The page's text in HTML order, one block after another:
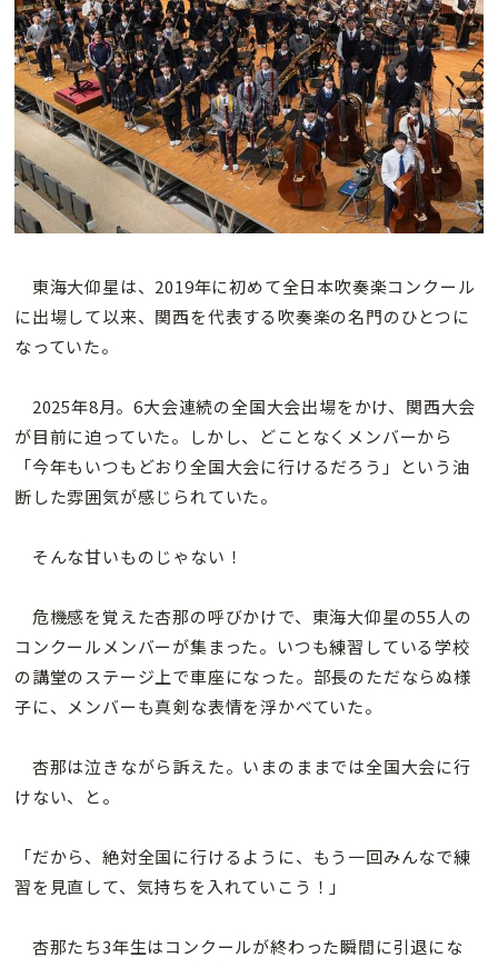
東海大仰星は、2019年に初めて全日本吹奏楽コンクール
に出場して以来、関西を代表する吹奏楽の名門のひとつに
なっていた。
2025年8月。6大会連続の全国大会出場をかけ、関西大会
が目前に迫っていた。しかし、どことなくメンバーから
「今年もいつもどおり全国大会に行けるだろう」という油
断した雰囲気が感じられていた。
そんな甘いものじゃない！
危機感を覚えた杏那の呼びかけで、東海大仰星の55人の
コンクールメンバーが集まった。いつも練習している学校
の講堂のステージ上で車座になった。部長のただならぬ様
子に、メンバーも真剣な表情を浮かべていた。
杏那は泣きながら訴えた。いまのままでは全国大会に行
けない、と。
「だから、絶対全国に行けるように、もう一回みんなで練
習を見直して、気持ちを入れていこう！」
杏那たち3年生はコンクールが終わった瞬間に引退にな